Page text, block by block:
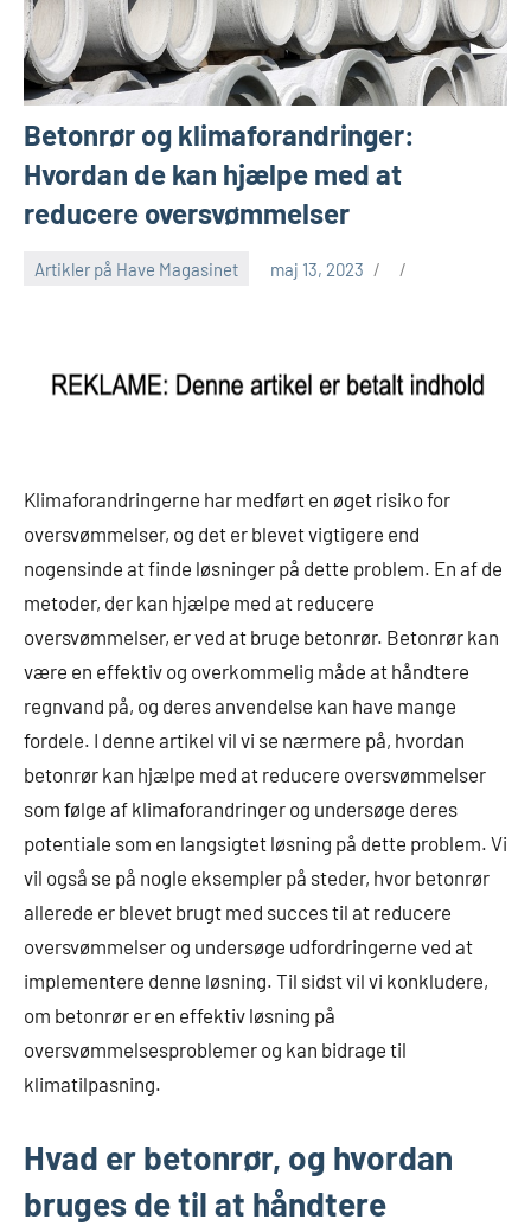
Betonrør og klimaforandringer:
Hvordan de kan hjælpe med at
reducere oversvømmelser
Artikler på Have Magasinet maj 13, 2023
Klimaforandringerne har medført en øget risiko for
oversvømmelser, og det er blevet vigtigere end
nogensinde at finde løsninger på dette problem. En af de
metoder, der kan hjælpe med at reducere
oversvømmelser, er ved at bruge betonrør. Betonrør kan
være en effektiv og overkommelig måde at håndtere
regnvand på, og deres anvendelse kan have mange
fordele. I denne artikel vil vi se nærmere på, hvordan
betonrør kan hjælpe med at reducere oversvømmelser
som følge af klimaforandringer og undersøge deres
potentiale som en langsigtet løsning på dette problem. Vi
vil også se på nogle eksempler på steder, hvor betonrør
allerede er blevet brugt med succes til at reducere
oversvømmelser og undersøge udfordringerne ved at
implementere denne løsning. Til sidst vil vi konkludere,
om betonrør er en effektiv løsning på
oversvømmelsesproblemer og kan bidrage til
klimatilpasning.
Hvad er betonrør, og hvordan
bruges de til at håndtere